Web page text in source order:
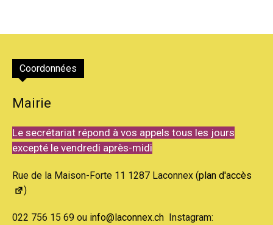
Coordonnées
Mairie
Le secrétariat répond à vos appels tous les jours
excepté le vendredi après-midi
Rue de la Maison-Forte 11 1287 Laconnex (plan d'accès
)
022 756 15 69 ou info@laconnex.ch Instagram: